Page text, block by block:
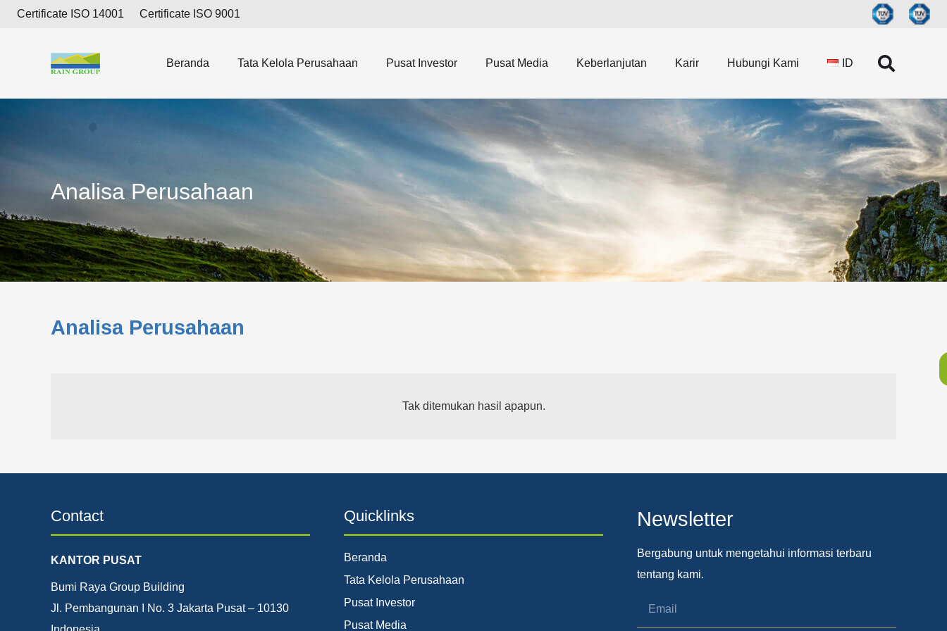
Certificate ISO 14001 Certificate ISO 9001
Beranda Tata Kelola Perusahaan Pusat Investor Pusat Media Keberlanjutan Karir Hubungi Kami ID
Analisa Perusahaan
Analisa Perusahaan
Tak ditemukan hasil apapun.
Contact
KANTOR PUSAT
Bumi Raya Group Building
Jl. Pembangunan I No. 3 Jakarta Pusat – 10130
Quicklinks
Beranda
Tata Kelola Perusahaan
Pusat Investor
Pusat Media
Newsletter
Bergabung untuk mengetahui informasi terbaru
tentang kami.